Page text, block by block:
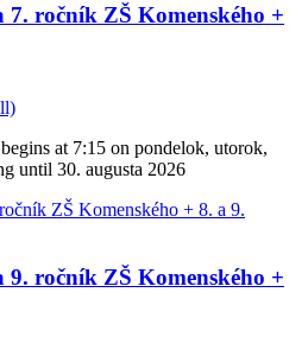
ročník ZŠ Komenského +
at 7:15 on pondelok, utorok,
until 30. augusta 2026
ročník ZŠ Komenského +